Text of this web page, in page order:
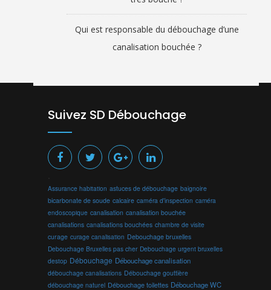
Qui est responsable du débouchage d’une
canalisation bouchée ?
Suivez SD Débouchage
Assurance habitation astuces de débouchage baignoire
bicarbonate de soude calcaire caméra d'inspection caméra
endoscopique canalisation canalisation bouchée
canalisations canalisations bouchées chambre de visite
curage curage canalisation Debouchage bruxelles
Debouchage Bruxelles pas cher Debouchage urgent bruxelles
destop Débouchage Débouchage canalisation
débouchage canalisations Débouchage gouttière
débouchage naturel Débouchage toilettes Débouchage WC